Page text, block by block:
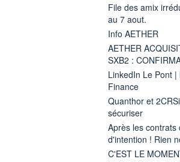
File des amix
au 7 aout.
Info AETHER
AETHER
SXB2 :
LinkedIn Le Pont
Finance
Quanthor et
sécuriser
Après les
d'intention ! Rien
C'EST LE